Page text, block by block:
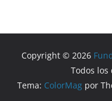
Copyright © 2026
Todos los
Tema: ColorMagpor